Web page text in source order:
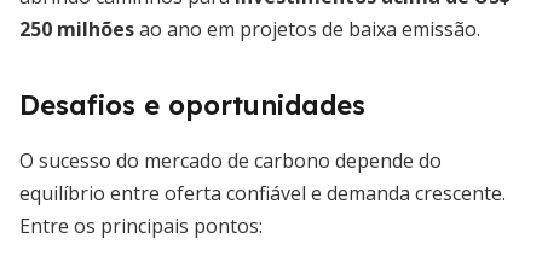
250 milhõesao ano em projetos de baixa emissão.
Desafios e oportunidades
O sucesso do mercado de carbono depende do
equilíbrio entre oferta confiável e demanda crescente.
Entre os principais pontos: